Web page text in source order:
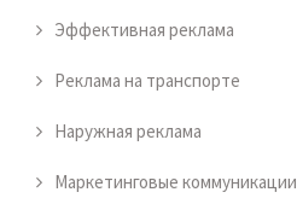
Эффективная реклама
Реклама на транспорте
Наружная реклама
Маркетинговые коммуникации